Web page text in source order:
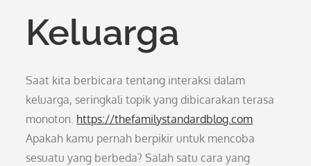
Keluarga
Saat kita berbicara tentang interaksi dalam
keluarga, seringkali topik yang dibicarakan terasa
monoton. https://thefamilystandardblog.com
Apakah kamu pernah berpikir untuk mencoba
sesuatu yang berbeda? Salah satu cara yang